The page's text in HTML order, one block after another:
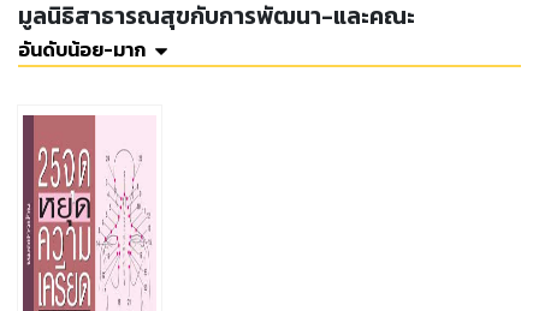
มูลนิธิสาธารณสุขกับการพัฒนา-และคณะ
อันดับน้อย-มาก